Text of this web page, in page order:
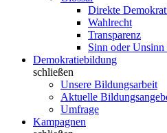
Direkte
Wahlrecht
Transparenz
Sinn oder
Demokratiebildung
schließen
Unsere Bildungsarbeit
Aktuelle
Umfrage
Kampagnen